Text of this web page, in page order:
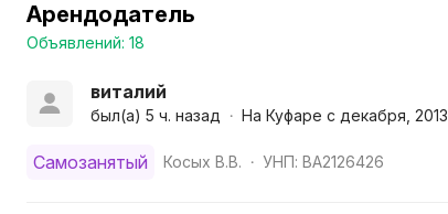
Арендодатель
Объявлений: 18
виталий
был(а) 5 ч. назад • На Куфаре с декабря, 2013
Самозанятый Косых В.В. • УНП: BA2126426